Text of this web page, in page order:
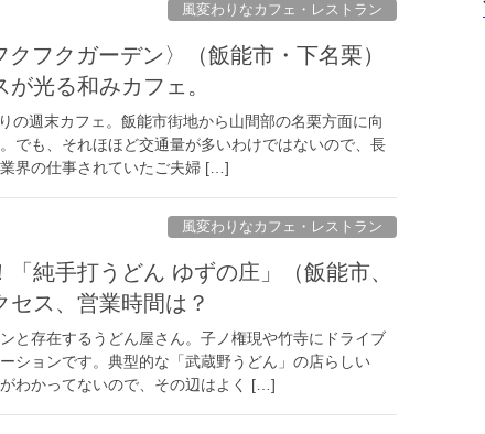
風変わりなカフェ・レストラン
フクガーデン〉（飯能市・下名栗）
光る和みカフェ。
の週末カフェ。飯能市街地から山間部の名栗方面に向
でも、それほほど交通量が多いわけではないので、長
界の仕事されていたご夫婦 […]
風変わりなカフェ・レストラン
純手打うどん ゆずの庄」（飯能市、
セス、営業時間は？
と存在するうどん屋さん。子ノ権現や竹寺にドライブ
ションです。典型的な「武蔵野うどん」の店らしい
わかってないので、その辺はよく […]